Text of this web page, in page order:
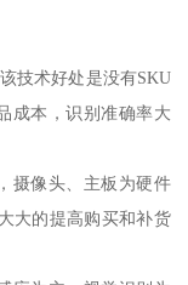
技术好处是没有SKU
成本，识别准确率大
摄像头、主板为硬件
大的提高购买和补货